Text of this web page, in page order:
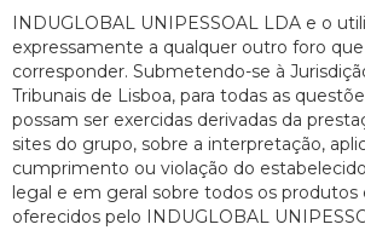
INDUGLOBAL UNIPESSOAL LDA e o
expressamente a qualquer outro foro que
corresponder. Submetendo-se à
Tribunais de Lisboa, para todas as
possam ser exercidas derivadas da
sites do grupo, sobre a interpretação,
cumprimento ou violação do
legal e em geral sobre todos os produtos
oferecidos pelo INDUGLOBAL